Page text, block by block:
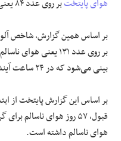
هوایپایتختبر روی عدد ۸۴ یعنی
بر روی عدد ۱۳۱ یعنی هوای ناسالم برای گروه‌های
بینی می‌شود که در ۲۴ ساعت آینده هم پایتخت هوای قابل قبولی دارد.
هوای ناسالم داشته است.